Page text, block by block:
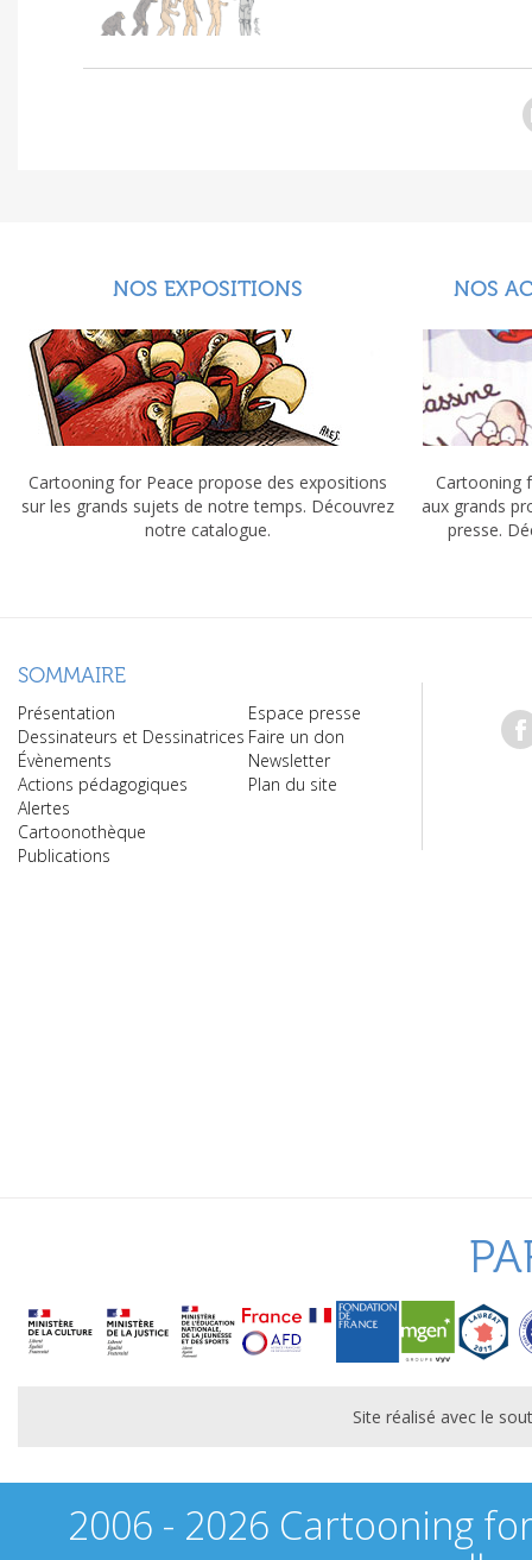
NOS EXPOSITIONS
Cartooning for Peace propose des expositions
sur les grands sujets de notre temps. Découvrez
notre catalogue.
NOS
Cartooning
aux grands
presse.
SOMMAIRE
Présentation
Dessinateurs et Dessinatrices
Évènements
Actions pédagogiques
Alertes
Cartoonothèque
Publications
Espace presse
Faire un don
Newsletter
Plan du site
Site réalisé avec le
2006 - 2026 Cartooning